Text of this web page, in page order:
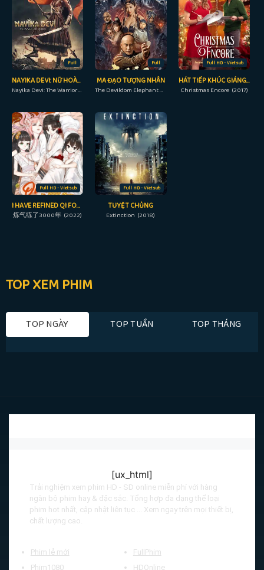
Full
NAYIKA DEVI: NỮ HOÀNG CHIẾN BINH
Nayika Devi: The Warrior Queen (2022)
Full
MA ĐẠO TƯỢNG NHÂN
The Devildom Elephant Man (2023)
Full HD - Vietsub
HÁT TIẾP KHÚC GIÁNG SINH
Christmas Encore (2017)
Full HD - Vietsub
I HAVE REFINED QI FOR 3000 YEARS!
炼气练了3000年 (2022)
Full HD - Vietsub
TUYỆT CHỦNG
Extinction (2018)
TOP XEM PHIM
TOP NGÀY TOP TUẦN TOP THÁNG